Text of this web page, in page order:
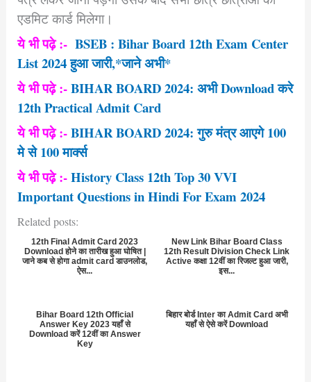
एडमिट कार्ड मिलेगा।
ये भी पढ़े :- BSEB : Bihar Board 12th Exam Center
List 2024 हुआ जारी,*जाने अभी*
ये भी पढ़े :-BIHAR BOARD 2024: अभी Download करे
12th Practical Admit Card
ये भी पढ़े :-BIHAR BOARD 2024: गुरु मंत्र आएगे 100
मे से 100 मार्क्स
ये भी पढ़े :-History Class 12th Top 30 VVI
Important Questions in Hindi For Exam 2024
Related posts:
12th Final Admit Card 2023
Download होने का तारीख हुआ घोषित |
जाने कब से होगा admit card डाउनलोड,
ऐस...
New Link Bihar Board Class
12th Result Division Check Link
Active कक्षा 12वीं का रिजल्ट हुआ जारी,
इस...
Bihar Board 12th Official
Answer Key 2023 यहाँ से
Download करें 12वीं का Answer
Key
बिहार बोर्ड Inter का Admit Card अभी
यहाँ से ऐसे करें Download